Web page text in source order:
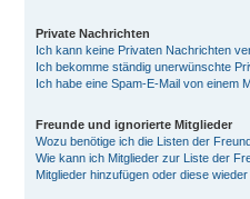
Private Nachrichten
Ich kann keine Privaten Nachrichten
Ich bekomme ständig unerwünschte
Ich habe eine Spam-E-Mail von einem
Freunde und ignorierte Mitglieder
Wozu benötige ich die Listen der
Wie kann ich Mitglieder zur Liste der
Mitglieder hinzufügen oder diese